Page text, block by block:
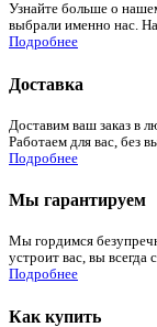
Узнайте больше о
выбрали именно нас.
Подробнее
Доставка
Доставим ваш заказ в
Работаем для вас, без
Подробнее
Мы гарантируем
Мы гордимся
устроит вас, вы всегда
Подробнее
Как купить